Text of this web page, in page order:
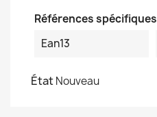
Références spécifiques
Ean13
ÉtatNouveau